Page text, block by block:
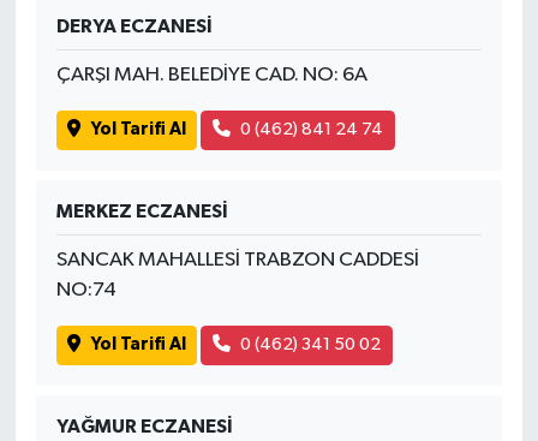
DERYA ECZANESİ
ÇARŞI MAH. BELEDİYE CAD. NO: 6A
Yol Tarifi Al 0 (462) 841 24 74
MERKEZ ECZANESİ
SANCAK MAHALLESİ TRABZON CADDESİ
NO:74
Yol Tarifi Al 0 (462) 341 50 02
YAĞMUR ECZANESİ